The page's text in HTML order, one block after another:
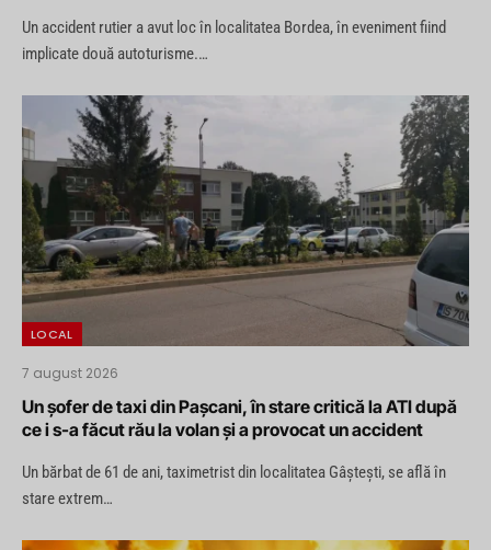
Un accident rutier a avut loc în localitatea Bordea, în eveniment fiind
implicate două autoturisme.…
LOCAL
7 august 2026
Un șofer de taxi din Pașcani, în stare critică la ATI după
ce i s-a făcut rău la volan și a provocat un accident
Un bărbat de 61 de ani, taximetrist din localitatea Gâștești, se află în
stare extrem…